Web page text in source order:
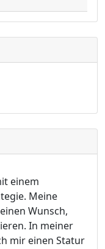
einem
Meine
Wunsch,
In meiner
mir einen Statur